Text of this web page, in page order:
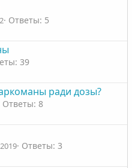
Ответы: 5
39
ради дозы?
Ответы: 8
Ответы: 3